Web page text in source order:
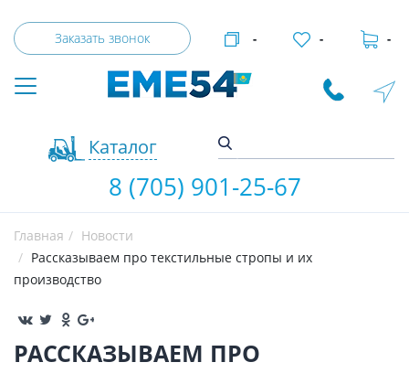
Заказать звонок
Каталог
- - -
8 (705) 901-25-67
Главная
Новости
Рассказываем про текстильные стропы и их
производство
РАССКАЗЫВАЕМ ПРО